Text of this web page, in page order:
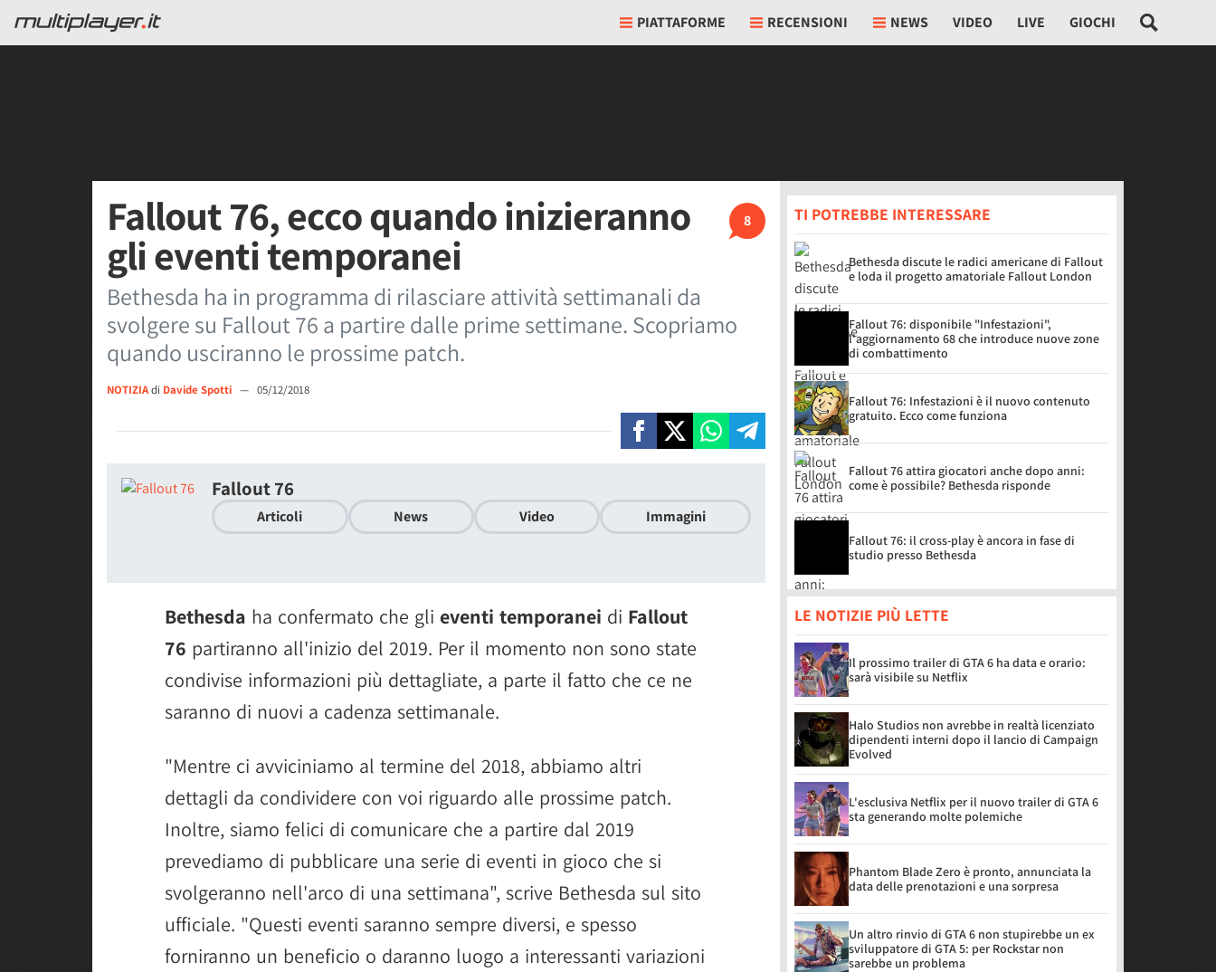
PIATTAFORME RECENSIONI NEWS VIDEO LIVE GIOCHI
8
Fallout 76, ecco quando inizieranno
gli eventi temporanei
Bethesda ha in programma di rilasciare attività settimanali da
svolgere su Fallout 76 a partire dalle prime settimane. Scopriamo
quando usciranno le prossime patch.
NOTIZIAdi Davide Spotti — 05/12/2018
Fallout 76
Articoli News Video Immagini
Bethesda ha confermato che gli eventi temporanei di Fallout
76 partiranno all'inizio del 2019. Per il momento non sono state
condivise informazioni più dettagliate, a parte il fatto che ce ne
saranno di nuovi a cadenza settimanale.
"Mentre ci avviciniamo al termine del 2018, abbiamo altri
dettagli da condividere con voi riguardo alle prossime patch.
Inoltre, siamo felici di comunicare che a partire dal 2019
prevediamo di pubblicare una serie di eventi in gioco che si
svolgeranno nell'arco di una settimana", scrive Bethesda sul sito
ufficiale. "Questi eventi saranno sempre diversi, e spesso
forniranno un beneficio o daranno luogo a interessanti variazioni
TI POTREBBE INTERESSARE
Bethesda discute le radici americane di Fallout
e loda il progetto amatoriale Fallout London
Fallout 76: disponibile "Infestazioni",
l'aggiornamento 68 che introduce nuove zone
di combattimento
Fallout 76: Infestazioni è il nuovo contenuto
gratuito. Ecco come funziona
Fallout 76 attira giocatori anche dopo anni:
come è possibile? Bethesda risponde
Fallout 76: il cross-play è ancora in fase di
studio presso Bethesda
LE NOTIZIE PIÙ LETTE
Il prossimo trailer di GTA 6 ha data e orario:
sarà visibile su Netflix
Halo Studios non avrebbe in realtà licenziato
dipendenti interni dopo il lancio di Campaign
Evolved
L'esclusiva Netflix per il nuovo trailer di GTA 6
sta generando molte polemiche
Phantom Blade Zero è pronto, annunciata la
data delle prenotazioni e una sorpresa
Un altro rinvio di GTA 6 non stupirebbe un ex
sviluppatore di GTA 5: per Rockstar non
sarebbe un problema